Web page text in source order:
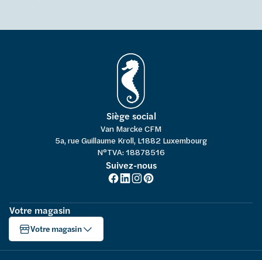
Siège social
Van Marcke CFM
5a, rue Guillaume Kroll, L1882 Luxembourg
N°TVA: 18878516
Suivez-nous
Votre magasin
Votre magasin